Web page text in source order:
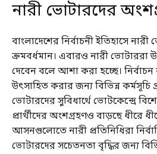
নারী ভোটারদের
বাংলাদেশের নির্বাচনী ইতিহাসে
ক্রমবর্ধমান। এবারও নারী ভোটাররা
দেবেন বলে আশা করা হচ্ছে।
উৎসাহিত করার জন্য বিভিন্ন কর্মসূচি
ভোটারদের সুবিধার্থে ভোটকেন্দ্রে
প্রার্থীদের অংশগ্রহণও বাড়ছে ধীরে
আসনগুলোতে নারী প্রতিনিধিরা
ভোটারদের সচেতনতা বৃদ্ধির জন্য